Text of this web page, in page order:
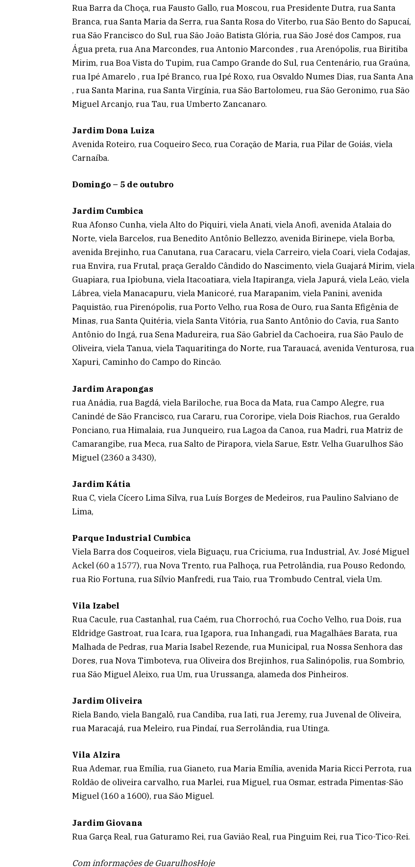
Rua Barra da Choça, rua Fausto Gallo, rua Moscou, rua Presidente Dutra, rua Santa
Branca, rua Santa Maria da Serra, rua Santa Rosa do Viterbo, rua São Bento do Sapucaí,
rua São Francisco do Sul, rua São João Batista Glória, rua São José dos Campos, rua
Água preta, rua Ana Marcondes, rua Antonio Marcondes , rua Arenópolis, rua Biritiba
Mirim, rua Boa Vista do Tupim, rua Campo Grande do Sul, rua Centenário, rua Graúna,
rua Ipé Amarelo , rua Ipé Branco, rua Ipé Roxo, rua Osvaldo Numes Dias, rua Santa Ana
, rua Santa Marina, rua Santa Virgínia, rua São Bartolomeu, rua São Geronimo, rua São
Miguel Arcanjo, rua Tau, rua Umberto Zancanaro.
Jardim Dona Luiza
Avenida Roteiro, rua Coqueiro Seco, rua Coração de Maria, rua Pilar de Goiás, viela
Carnaíba.
Domingo – 5 de outubro
Jardim Cumbica
Rua Afonso Cunha, viela Alto do Piquiri, viela Anati, viela Anofi, avenida Atalaia do
Norte, viela Barcelos, rua Benedito Antônio Bellezzo, avenida Birinepe, viela Borba,
avenida Brejinho, rua Canutana, rua Caracaru, viela Carreiro, viela Coari, viela Codajas,
rua Envira, rua Frutal, praça Geraldo Cândido do Nascimento, viela Guajará Mirim, viela
Guapiara, rua Ipiobuna, viela Itacoatiara, viela Itapiranga, viela Japurá, viela Leão, viela
Lábrea, viela Manacapuru, viela Manicoré, rua Marapanim, viela Panini, avenida
Paquistão, rua Pirenópolis, rua Porto Velho, rua Rosa de Ouro, rua Santa Efigênia de
Minas, rua Santa Quitéria, viela Santa Vitória, rua Santo Antônio do Cavia, rua Santo
Antônio do Ingá, rua Sena Madureira, rua São Gabriel da Cachoeira, rua São Paulo de
Oliveira, viela Tanua, viela Taquaritinga do Norte, rua Tarauacá, avenida Venturosa, rua
Xapuri, Caminho do Campo do Rincão.
Jardim Arapongas
rua Anádia, rua Bagdá, viela Bariloche, rua Boca da Mata, rua Campo Alegre, rua
Canindé de São Francisco, rua Cararu, rua Cororipe, viela Dois Riachos, rua Geraldo
Ponciano, rua Himalaia, rua Junqueiro, rua Lagoa da Canoa, rua Madri, rua Matriz de
Camarangibe, rua Meca, rua Salto de Pirapora, viela Sarue, Estr. Velha Guarulhos São
Miguel (2360 a 3430),
Jardim Kátia
Rua C, viela Cícero Lima Silva, rua Luís Borges de Medeiros, rua Paulino Salviano de
Lima,
Parque Industrial Cumbica
Viela Barra dos Coqueiros, viela Biguaçu, rua Criciuma, rua Industrial, Av. José Miguel
Ackel (60 a 1577), rua Nova Trento, rua Palhoça, rua Petrolândia, rua Pouso Redondo,
rua Rio Fortuna, rua Sílvio Manfredi, rua Taio, rua Trombudo Central, viela Um.
Vila Izabel
Rua Cacule, rua Castanhal, rua Caém, rua Chorrochó, rua Cocho Velho, rua Dois, rua
Eldridge Gastroat, rua Icara, rua Igapora, rua Inhangadi, rua Magalhães Barata, rua
Malhada de Pedras, rua Maria Isabel Rezende, rua Municipal, rua Nossa Senhora das
Dores, rua Nova Timboteva, rua Oliveira dos Brejinhos, rua Salinópolis, rua Sombrio,
rua São Miguel Aleixo, rua Um, rua Urussanga, alameda dos Pinheiros.
Jardim Oliveira
Riela Bando, viela Bangalô, rua Candiba, rua Iati, rua Jeremy, rua Juvenal de Oliveira,
rua Maracajá, rua Meleiro, rua Pindaí, rua Serrolândia, rua Utinga.
Vila Alzira
Rua Ademar, rua Emília, rua Gianeto, rua Maria Emília, avenida Maria Ricci Perrota, rua
Roldão de oliveira carvalho, rua Marlei, rua Miguel, rua Osmar, estrada Pimentas-São
Miguel (160 a 1600), rua São Miguel.
Jardim Giovana
Rua Garça Real, rua Gaturamo Rei, rua Gavião Real, rua Pinguim Rei, rua Tico-Tico-Rei.
Com informações de GuarulhosHoje